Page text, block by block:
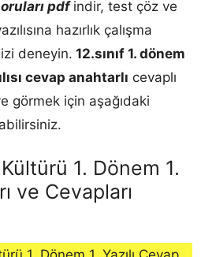
pdf indir, test çöz ve
hazırlık çalışma
deneyin. 12.sınıf 1. dönem
cevap anahtarlı cevaplı
görmek için aşağıdaki
Kültürü 1. Dönem 1.
ve Cevapları